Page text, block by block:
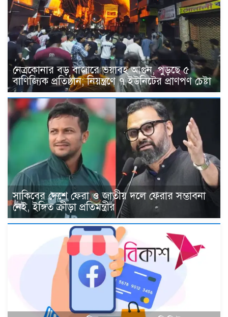
নেত্রকোনার বড় বাজারে ভয়াবহ আগুন, পুড়ছে ৫
বাণিজ্যিক প্রতিষ্ঠান; নিয়ন্ত্রণে ৭ ইউনিটের প্রাণপণ চেষ্টা
সাকিবের দেশে ফেরা ও জাতীয় দলে ফেরার সম্ভাবনা
নেই, ইঙ্গিত ক্রীড়া প্রতিমন্ত্রীর